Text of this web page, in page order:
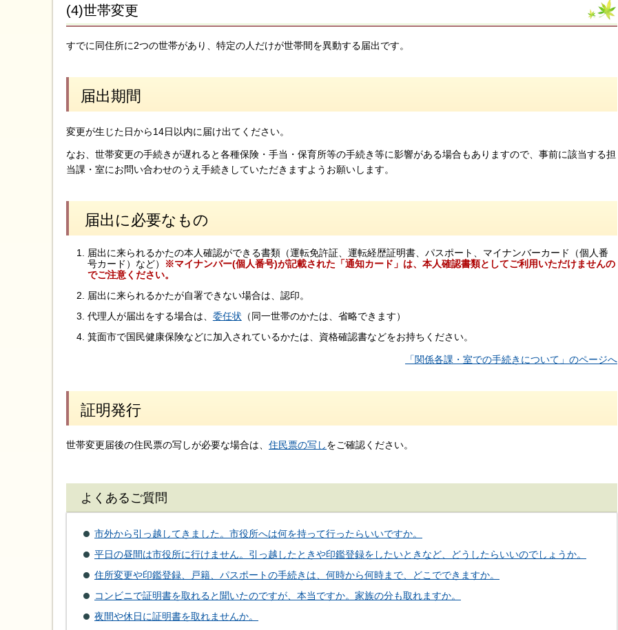
(4)世帯変更
すでに同住所に2つの世帯があり、特定の人だけが世帯間を異動する届出です。
届出期間
変更が生じた日から14日以内に届け出てください。
なお、世帯変更の手続きが遅れると各種保険・手当・保育所等の手続き等に影響がある場合もありますので、事前に該当する担
当課・室にお問い合わせのうえ手続きしていただきますようお願いします。
届出に必要なもの
届出に来られるかたの本人確認ができる書類（運転免許証、運転経歴証明書、パスポート、マイナンバーカード（個人番
号カード）など）
※マイナンバー(個人番号)が記載された「通知カード」は、本人確認書類としてご利用いただけませんの
でご注意ください。
届出に来られるかたが自署できない場合は、認印。
代理人が届出をする場合は、 委任状 （同一世帯のかたは、省略できます）
箕面市で国民健康保険などに加入されているかたは、資格確認書などをお持ちください。
「関係各課・室での手続きについて」のページへ
証明発行
世帯変更届後の住民票の写しが必要な場合は、 住民票の写しをご確認ください。
よくあるご質問
市外から引っ越してきました。市役所へは何を持って行ったらいいですか。
平日の昼間は市役所に行けません。引っ越したときや印鑑登録をしたいときなど、どうしたらいいのでしょうか。
住所変更や印鑑登録、戸籍、パスポートの手続きは、何時から何時まで、どこでできますか。
コンビニで証明書を取れると聞いたのですが、本当ですか。家族の分も取れますか。
夜間や休日に証明書を取れませんか。